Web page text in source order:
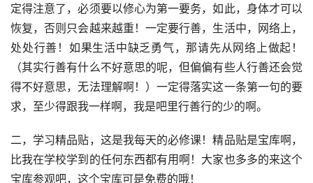
定得注意了，必须要以修心为第一要务，如此，身体才可以
恢复，否则只会越来越重！一定要行善，生活中，网络上，
处处行善！如果生活中缺乏勇气，那请先从网络上做起！
（其实行善有什么不好意思的呢，但偏偏有些人行善还会觉
得不好意思，无法理解啊！）一定得落实这一条第一句的要
求，至少得跟我一样啊，我是吧里行善行的少的啊。
二，学习精品贴，这是我每天的必修课！精品贴是宝库啊，
比我在学校学到的任何东西都有用啊！大家也多多的来这个
宝库参观吧，这个宝库可是免费的哦！